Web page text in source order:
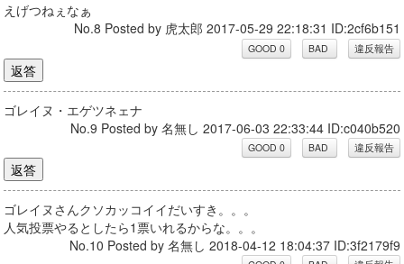
えげつねぇなぁ
No.8 Posted by 虎太郎 2017-05-29 22:18:31 ID:2cf6b151
ゴレイヌ・エゲツネェナ
No.9 Posted by 名無し 2017-06-03 22:33:44 ID:c040b520
ゴレイヌさんクソカッコイイだいすき。。。
人気投票やるとしたら1票いれるからな。。。
No.10 Posted by 名無し 2018-04-12 18:04:37 ID:3f2179f9